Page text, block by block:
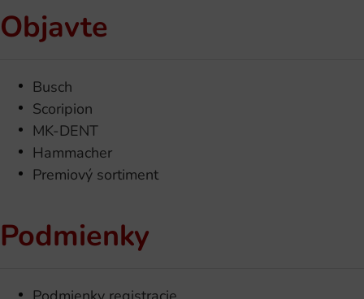
Objavte
Busch
Scoripion
MK-DENT
Hammacher
Premiový sortiment
Podmienky